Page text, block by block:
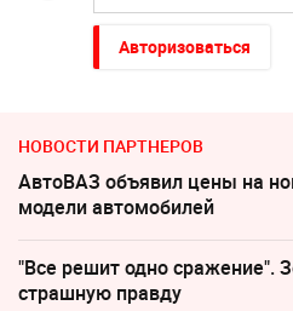
Авторизоваться
НОВОСТИ ПАРТНЕРОВ
АвтоВАЗ объявил цены на
модели автомобилей
"Все решит одно сражение".
страшную правду